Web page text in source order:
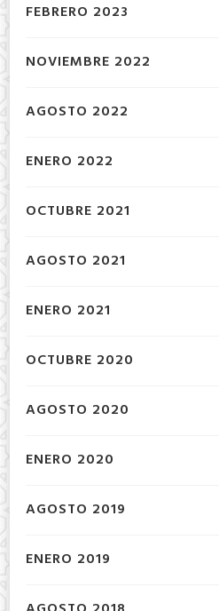
FEBRERO 2023
NOVIEMBRE 2022
AGOSTO 2022
ENERO 2022
OCTUBRE 2021
AGOSTO 2021
ENERO 2021
OCTUBRE 2020
AGOSTO 2020
ENERO 2020
AGOSTO 2019
ENERO 2019